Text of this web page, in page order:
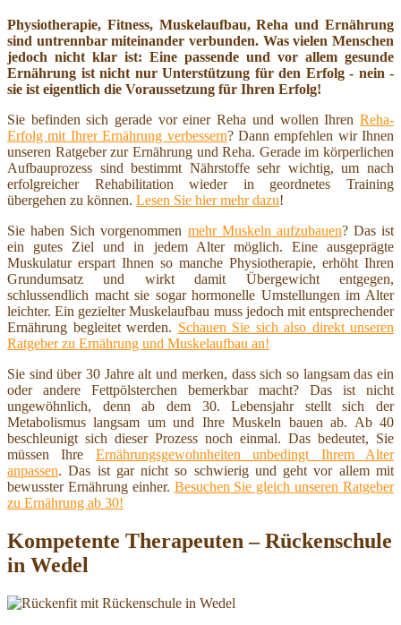
Physiotherapie, Fitness, Muskelaufbau, Reha und Ernährung
sind untrennbar miteinander verbunden. Was vielen Menschen
jedoch nicht klar ist: Eine passende und vor allem gesunde
Ernährung ist nicht nur Unterstützung für den Erfolg - nein -
sie ist eigentlich die Voraussetzung für Ihren Erfolg!
Sie befinden sich gerade vor einer Reha und wollen Ihren Reha-
Erfolg mit Ihrer Ernährung verbessern? Dann empfehlen wir Ihnen
unseren Ratgeber zur Ernährung und Reha. Gerade im körperlichen
Aufbauprozess sind bestimmt Nährstoffe sehr wichtig, um nach
erfolgreicher Rehabilitation wieder in geordnetes Training
übergehen zu können. Lesen Sie hier mehr dazu!
Sie haben Sich vorgenommen mehr Muskeln aufzubauen? Das ist
ein gutes Ziel und in jedem Alter möglich. Eine ausgeprägte
Muskulatur erspart Ihnen so manche Physiotherapie, erhöht Ihren
Grundumsatz und wirkt damit Übergewicht entgegen,
schlussendlich macht sie sogar hormonelle Umstellungen im Alter
leichter. Ein gezielter Muskelaufbau muss jedoch mit entsprechender
Ernährung begleitet werden. Schauen Sie sich also direkt unseren
Ratgeber zu Ernährung und Muskelaufbau an!
Sie sind über 30 Jahre alt und merken, dass sich so langsam das ein
oder andere Fettpölsterchen bemerkbar macht? Das ist nicht
ungewöhnlich, denn ab dem 30. Lebensjahr stellt sich der
Metabolismus langsam um und Ihre Muskeln bauen ab. Ab 40
beschleunigt sich dieser Prozess noch einmal. Das bedeutet, Sie
müssen Ihre Ernährungsgewohnheiten unbedingt Ihrem Alter
anpassen. Das ist gar nicht so schwierig und geht vor allem mit
bewusster Ernährung einher. Besuchen Sie gleich unseren Ratgeber
zu Ernährung ab 30!
Kompetente Therapeuten – Rückenschule
in Wedel